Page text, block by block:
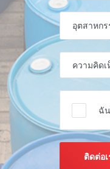
ฉั
ติดต่อเ